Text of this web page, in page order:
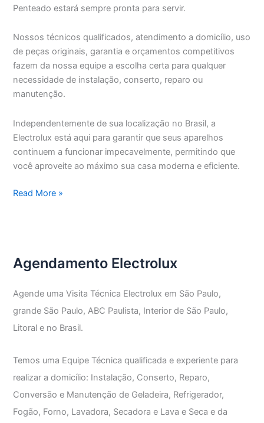
Penteado estará sempre pronta para servir.
Nossos técnicos qualificados, atendimento a domicílio, uso
de peças originais, garantia e orçamentos competitivos
fazem da nossa equipe a escolha certa para qualquer
necessidade de instalação, conserto, reparo ou
manutenção.
Independentemente de sua localização no Brasil, a
Electrolux está aqui para garantir que seus aparelhos
continuem a funcionar impecavelmente, permitindo que
você aproveite ao máximo sua casa moderna e eficiente.
Assistência
Read More »
Agendamento Electrolux
Agende uma Visita Técnica Electrolux em São Paulo,
grande São Paulo, ABC Paulista, Interior de São Paulo,
Litoral e no Brasil.
Temos uma Equipe Técnica qualificada e experiente para
realizar a domicílio: Instalação, Conserto, Reparo,
Conversão e Manutenção de Geladeira, Refrigerador,
Fogão, Forno, Lavadora, Secadora e Lava e Seca e da